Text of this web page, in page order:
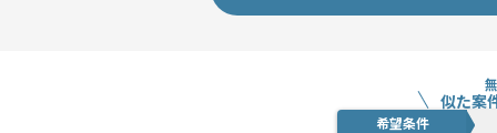
似た案
希望条件